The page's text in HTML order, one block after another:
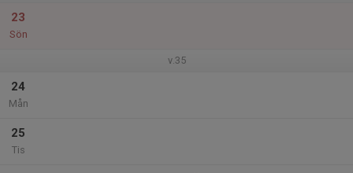
23
Sön
v.35
24
Mån
25
Tis